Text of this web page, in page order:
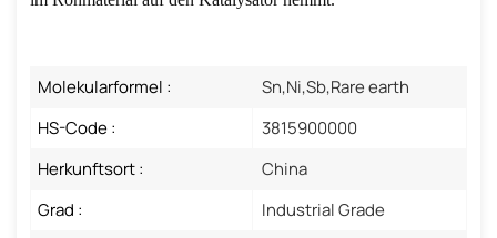
Molekularformel :
Sn,Ni,Sb,Rare earth
HS-Code :
3815900000
Herkunftsort :
China
Grad :
Industrial Grade